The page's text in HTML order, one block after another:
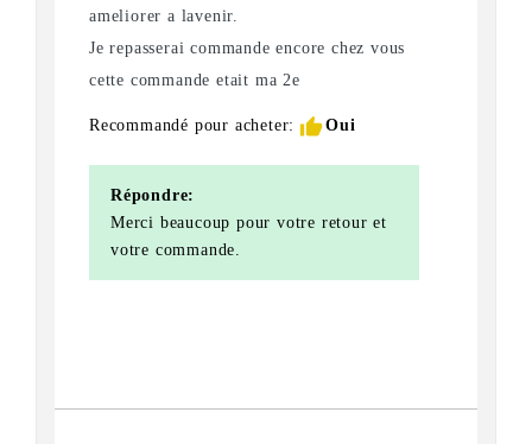
ameliorer a lavenir.
Je repasserai commande encore chez vous
cette commande etait ma 2e
Recommandé pour acheter: thumb_upOui
Répondre:
Merci beaucoup pour votre retour et
votre commande.